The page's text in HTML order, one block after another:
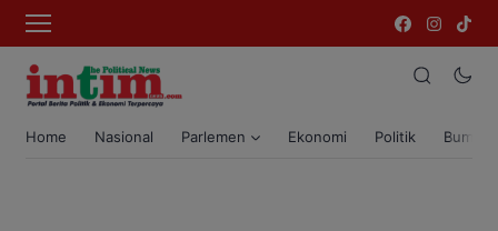
Home Nasional Parlemen Ekonomi Politik Bumi